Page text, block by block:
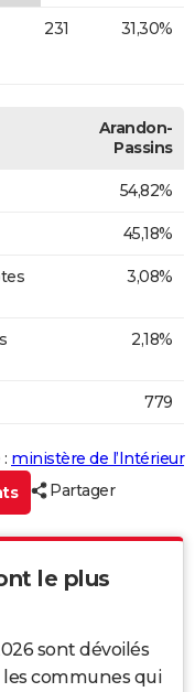
231 31,30%
Arandon-
Passins
54,82%
45,18%
3,08%
2,18%
779
ministère de l’Intérieur
Partager
le plus
sont dévoilés
communes qui